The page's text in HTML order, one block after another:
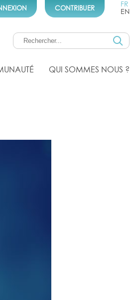
CONTRIBUER
FR
EN
QUI SOMMES NOUS ?